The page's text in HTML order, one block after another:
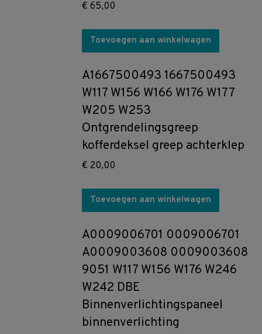
€ 65,00
Toevoegen aan winkelwagen
A1667500493 1667500493
W117 W156 W166 W176 W177
W205 W253
Ontgrendelingsgreep
kofferdeksel greep achterklep
€ 20,00
Toevoegen aan winkelwagen
A0009006701 0009006701
A0009003608 0009003608
9051 W117 W156 W176 W246
W242 DBE
Binnenverlichtingspaneel
binnenverlichting